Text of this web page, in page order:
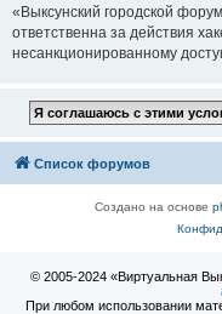
«Выксунский городской
ответственна за действия
несанкционированному
Список форумов
Создано на основе
© 2005-2024 «Виртуальная
При любом использовании